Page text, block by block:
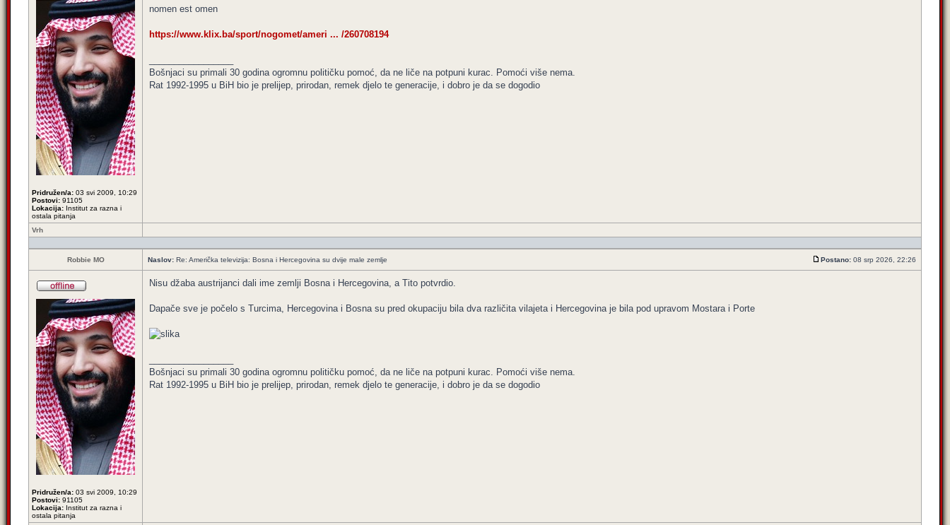
Pridružen/a: 03 svi 2009, 10:29
Postovi: 91105
Lokacija: Institut za razna i
ostala pitanja
nomen est omen
https://www.klix.ba/sport/nogomet/ameri ... /260708194
Bošnjaci su primali 30 godina ogromnu političku pomoć, da ne liče na potpuni kurac. Pomoći više nema.
Rat 1992-1995 u BiH bio je prelijep, prirodan, remek djelo te generacije, i dobro je da se dogodio
Vrh
Robbie MO Naslov: Re: Američka televizija: Bosna i Hercegovina su dvije male zemlje Postano: 08 srp 2026, 22:26
Pridružen/a: 03 svi 2009, 10:29
Postovi: 91105
Lokacija: Institut za razna i
ostala pitanja
Nisu džaba austrijanci dali ime zemlji Bosna i Hercegovina, a Tito potvrdio.
Dapače sve je počelo s Turcima, Hercegovina i Bosna su pred okupaciju bila dva različita vilajeta i Hercegovina je bila pod upravom Mostara i Porte
Bošnjaci su primali 30 godina ogromnu političku pomoć, da ne liče na potpuni kurac. Pomoći više nema.
Rat 1992-1995 u BiH bio je prelijep, prirodan, remek djelo te generacije, i dobro je da se dogodio